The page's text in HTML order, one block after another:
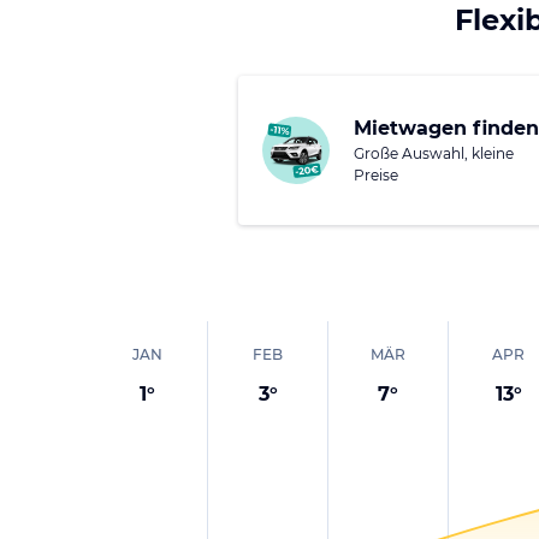
Sonnenorgel, der
Sie interessieren
oder wie wäre es,
aufzunehmen?
Mietwagen finden
Große Auswahl, kleine
Preise
JAN
1°
FEB
3°
MÄR
7°
APR
13°